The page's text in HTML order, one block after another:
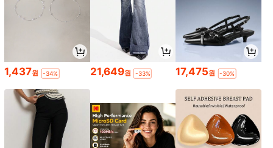
1,437원 -34% 21,649원 -33% 17,475원 -30%